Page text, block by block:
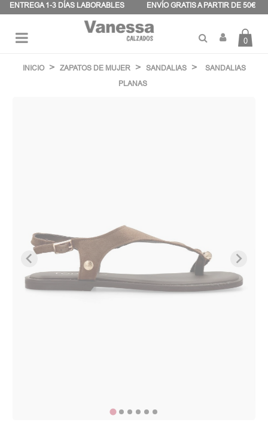
ENTREGA 1-3 DÍAS LABORABLES ENVÍO GRATIS A PARTIR DE 50€
de
palanca
0
INICIO ZAPATOS DE MUJER SANDALIAS
SANDALIAS
PLANAS
Panel de gestión de cookies